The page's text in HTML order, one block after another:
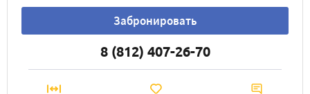
Забронировать
8 (812) 407-26-70